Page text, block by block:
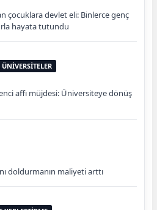
çocuklara devlet eli: Binlerce genç
hayata tutundu
affı müjdesi: Üniversiteye dönüş
doldurmanın maliyeti arttı